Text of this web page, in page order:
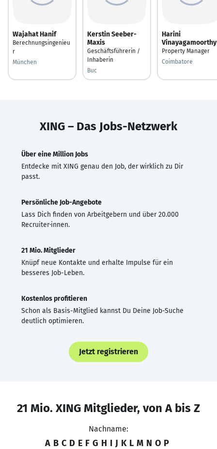
Wajahat Hanif
Berechnungsingenieu
r
München
Kerstin Seeber-
Maxis
Geschäftsführerin /
Inhaberin
Buc
Harini
Vinayagamoorthy
Property Manager
Coimbatore
XING – Das Jobs-Netzwerk
Über eine Million Jobs
Entdecke mit XING genau den Job, der wirklich zu Dir
passt.
Persönliche Job-Angebote
Lass Dich finden von Arbeitgebern und über 20.000
Recruiter·innen.
21 Mio. Mitglieder
Knüpf neue Kontakte und erhalte Impulse für ein
besseres Job-Leben.
Kostenlos profitieren
Schon als Basis-Mitglied kannst Du Deine Job-Suche
deutlich optimieren.
Jetzt registrieren
21 Mio. XING Mitglieder, von A bis Z
Nachname:
A B C D E F G H I J K L M N O P